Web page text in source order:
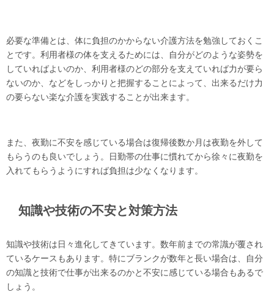
必要な準備とは、体に負担のかからない介護方法を勉強しておくこ
とです。利用者様の体を支えるためには、自分がどのような姿勢を
していればよいのか、利用者様のどの部分を支えていれば力が要ら
ないのか、などをしっかりと把握することによって、出来るだけ力
の要らない楽な介護を実践することが出来ます。
また、夜勤に不安を感じている場合は復帰後数か月は夜勤を外して
もらうのも良いでしょう。日勤帯の仕事に慣れてから徐々に夜勤を
入れてもらうようにすれば負担は少なくなります。
知識や技術の不安と対策方法
知識や技術は日々進化してきています。数年前までの常識が覆され
ているケースもあります。特にブランクが数年と長い場合は、自分
の知識と技術で仕事が出来るのかと不安に感じている場合もあるで
しょう。